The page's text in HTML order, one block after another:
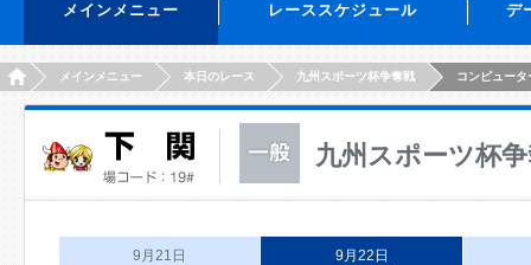
メインメニュー レーススケジュール デ
HOMEメインメニュー 本日のレース 九州スポーツ杯争奪戦 コンピュータ
九州スポーツ杯
9月21日 9月22日